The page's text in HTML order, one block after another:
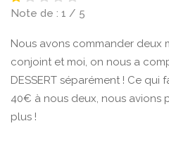
Note de : 1 / 5
Nous avons commander deux
conjoint et moi, on nous a
DESSERT séparément ! Ce qui
40€ à nous deux, nous avions
plus !